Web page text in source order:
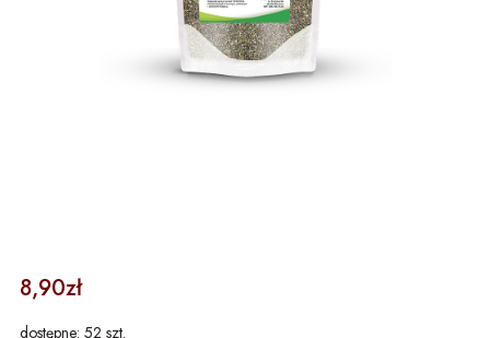
8,90zł
dostępne: 52 szt.